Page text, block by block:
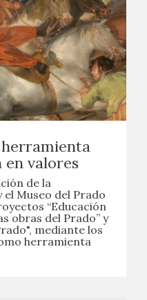
en valores
de la
Museo del Prado
“Educación
obras del Prado” y
mediante los
herramienta